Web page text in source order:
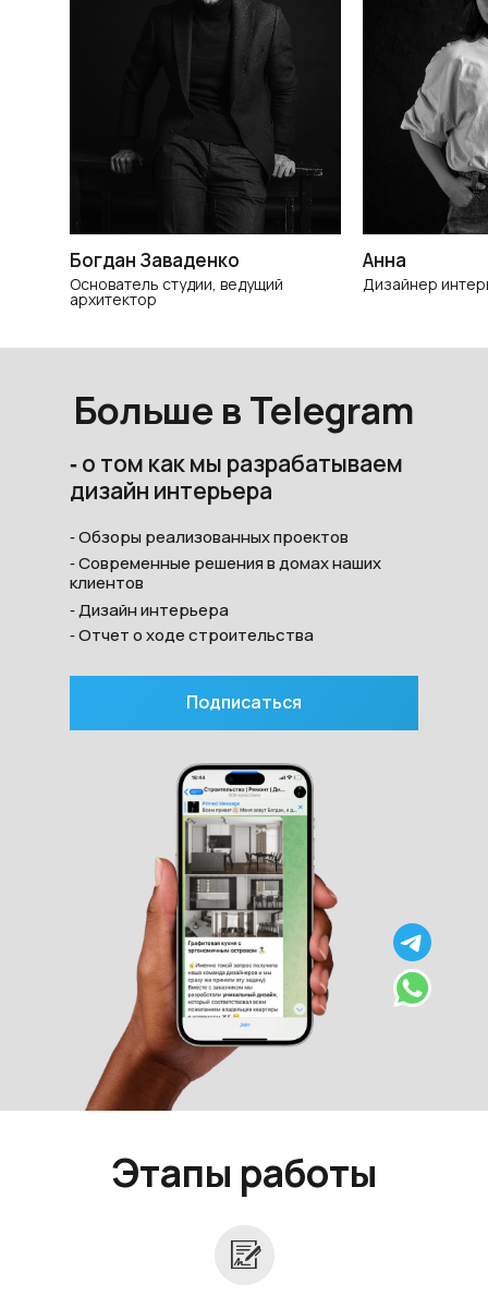
Богдан Заваденко Анна
Дизайнер
Основатель студии, ведущий
архитектор
Больше в Telegram
‐ Обзоры реализованных проектов
‐ Современные решения в домах наших
клиентов
‐ Дизайн интерьера
‐ Отчет о ходе строительства
‐ о том как мы разрабатываем
дизайн интерьера
Подписаться
Этапы работы